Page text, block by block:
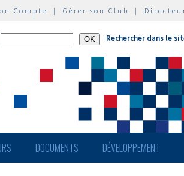
Compte | Gérer son Club |
Rechercher dans le
DOCUMENTS DÉVELOPPEMENT